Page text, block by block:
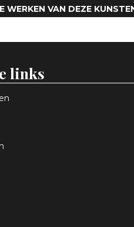
WERKEN VAN DEZE
links